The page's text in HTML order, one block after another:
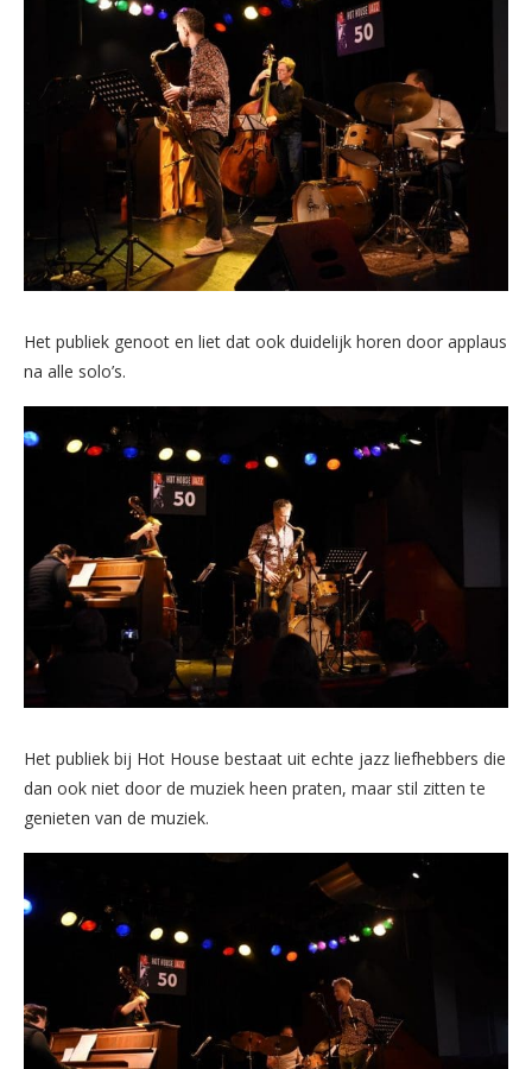
Het publiek genoot en liet dat ook duidelijk horen door applaus
na alle solo’s.
Het publiek bij Hot House bestaat uit echte jazz liefhebbers die
dan ook niet door de muziek heen praten, maar stil zitten te
genieten van de muziek.